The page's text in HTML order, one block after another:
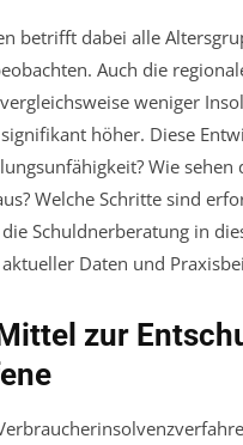
betrifft dabei alle
Auch die
weniger
höher. Diese
Wie
Welche Schritte sind
die Schuldnerberatung in
Daten und
zur